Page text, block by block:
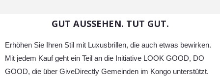
GUT AUSSEHEN. TUT GUT.
Erhöhen Sie Ihren Stil mit Luxusbrillen, die auch etwas bewirken.
Mit jedem Kauf geht ein Teil an die Initiative LOOK GOOD, DO
GOOD, die über GiveDirectly Gemeinden im Kongo unterstützt.